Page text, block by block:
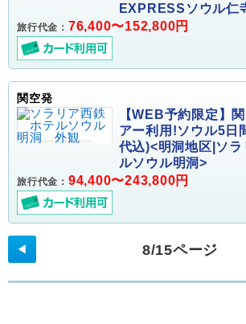
EXPRESSソウル仁
旅行代金： 76,400〜152,800円
関空発
【WEB予約限定】
アー利用!ソウル5日
代込)<明洞地区|ソ
ルソウル明洞>
旅行代金： 94,400〜243,800円
◀ 8/15ページ